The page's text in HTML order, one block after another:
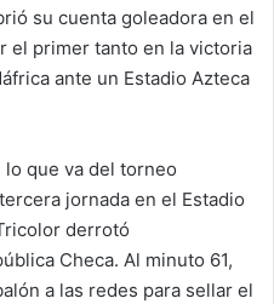
su cuenta goleadora en el
el primer tanto en la victoria
ante un Estadio Azteca
que va del torneo
jornada en el Estadio
derrotó
Checa. Al minuto 61,
a las redes para sellar el